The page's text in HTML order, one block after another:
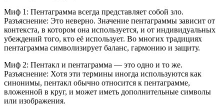
Миф 1: Пентаграмма всегда представляет собой зло.
Разъяснение: Это неверно. Значение пентаграммы зависит от
контекста, в котором она используется, и от индивидуальных
убеждений того, кто её использует. Во многих традициях
пентаграмма символизирует баланс, гармонию и защиту.
Миф 2: Пентакл и пентаграмма — это одно и то же.
Разъяснение: Хотя эти термины иногда используются как
синонимы, пентакл обычно относится к пентаграмме,
вложенной в круг, и может иметь дополнительные символы
или изображения.